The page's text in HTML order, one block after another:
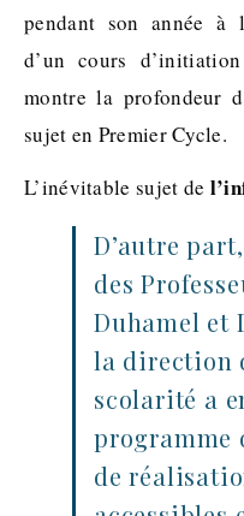
pendant son année à
d’un cours
montre la profondeur
sujet en Premier Cycle.
L’inévitable sujet de
D’autre
des
Duhamel et
la direction
scolarité a
programme
de